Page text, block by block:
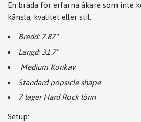
En bräda för erfarna åkare som inte
känsla, kvalitet eller stil.
Bredd: 7.87"
Längd: 31.7"
Medium Konkav
Standard popsicle shape
7 lager Hard Rock lönn
Setup: